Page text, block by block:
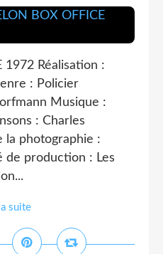
1972 Réalisation :
: Policier
Musique :
: Charles
la photographie :
production : Les
suite